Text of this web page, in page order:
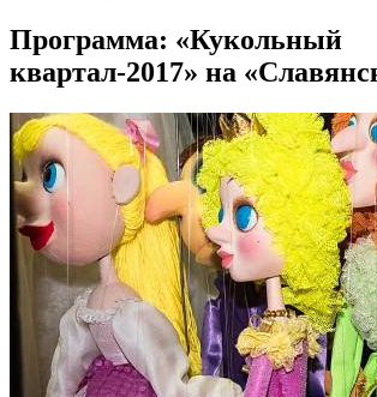
Программа: «Кукольный
квартал-2017» на